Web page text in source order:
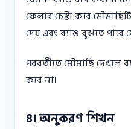
ফেলার চেষ্টা করে
দেয় এবং ব্যাঙ বুঝতে পারে
পরবর্তীতে মৌমাছি দেখলে
করে না।
৪। অনুকরণ শিখন